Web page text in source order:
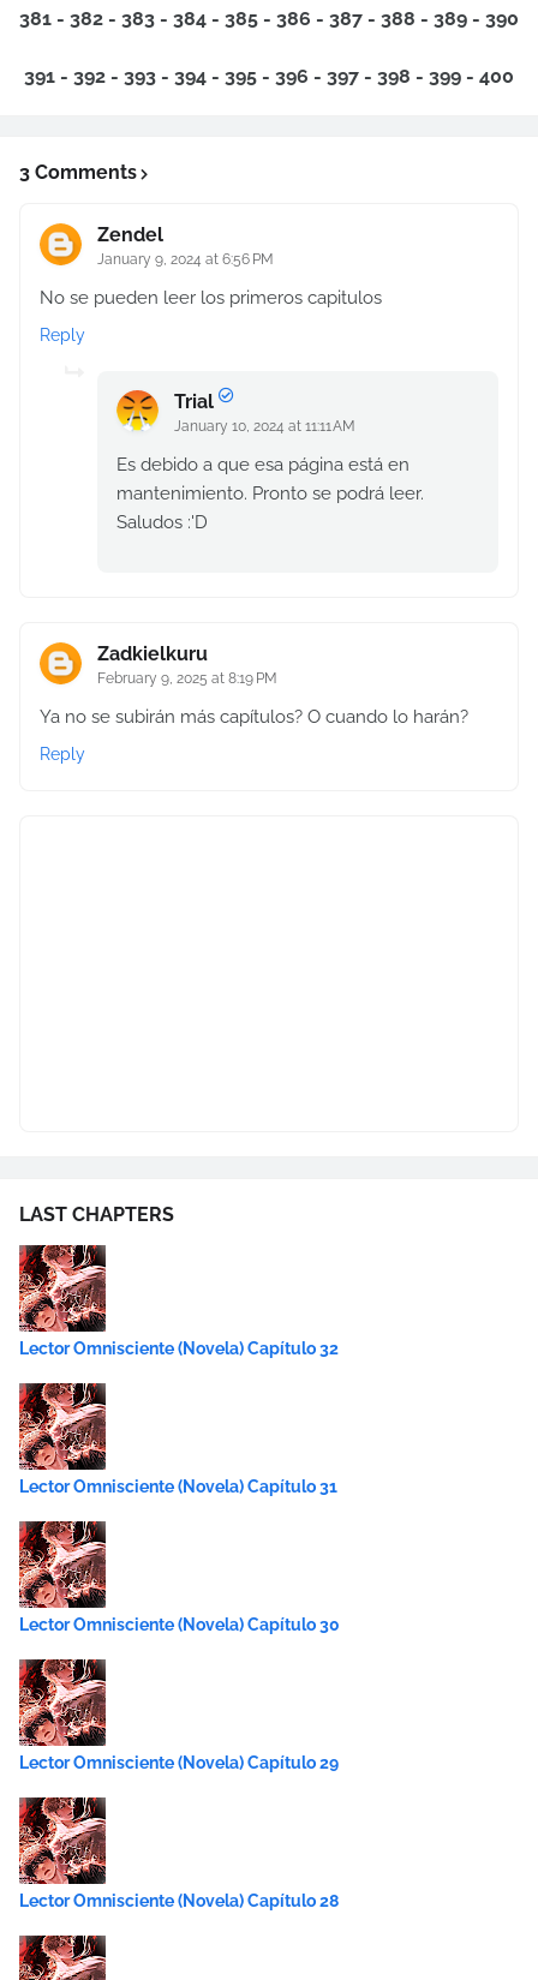
381 - 382 - 383 - 384 - 385 - 386 - 387 - 388 - 389 - 390
391 - 392 - 393 - 394 - 395 - 396 - 397 - 398 - 399 - 400
3 Comments
Zendel
January 9, 2024 at 6:56 PM
No se pueden leer los primeros capitulos
Reply
Trial
January 10, 2024 at 11:11 AM
Es debido a que esa página está en
mantenimiento. Pronto se podrá leer.
Saludos :'D
Zadkielkuru
February 9, 2025 at 8:19 PM
Ya no se subirán más capítulos? O cuando lo harán?
Reply
LAST CHAPTERS
Lector Omnisciente (Novela) Capítulo 32
Lector Omnisciente (Novela) Capítulo 31
Lector Omnisciente (Novela) Capítulo 30
Lector Omnisciente (Novela) Capítulo 29
Lector Omnisciente (Novela) Capítulo 28